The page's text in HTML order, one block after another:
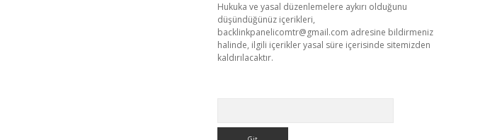
Hukuka ve yasal düzenlemelere aykırı olduğunu
düşündüğünüz içerikleri,
backlinkpanelicomtr@gmail.com adresine bildirmeniz
halinde, ilgili içerikler yasal süre içerisinde sitemizden
kaldırılacaktır.